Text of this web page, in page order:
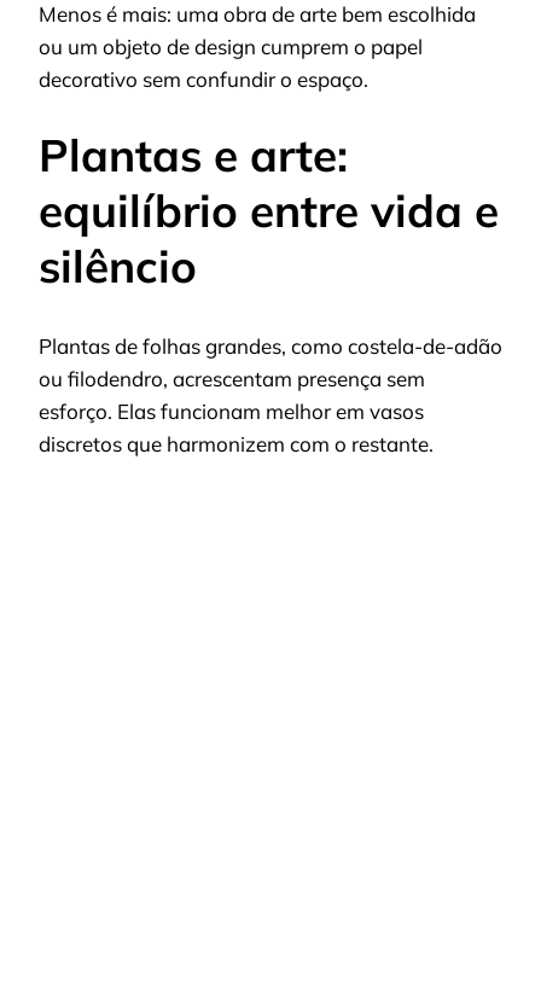
Menos é mais: uma obra de arte bem escolhida
ou um objeto de design cumprem o papel
decorativo sem confundir o espaço.
Plantas e arte:
equilíbrio entre vida e
silêncio
Plantas de folhas grandes, como costela-de-adão
ou filodendro, acrescentam presença sem
esforço. Elas funcionam melhor em vasos
discretos que harmonizem com o restante.